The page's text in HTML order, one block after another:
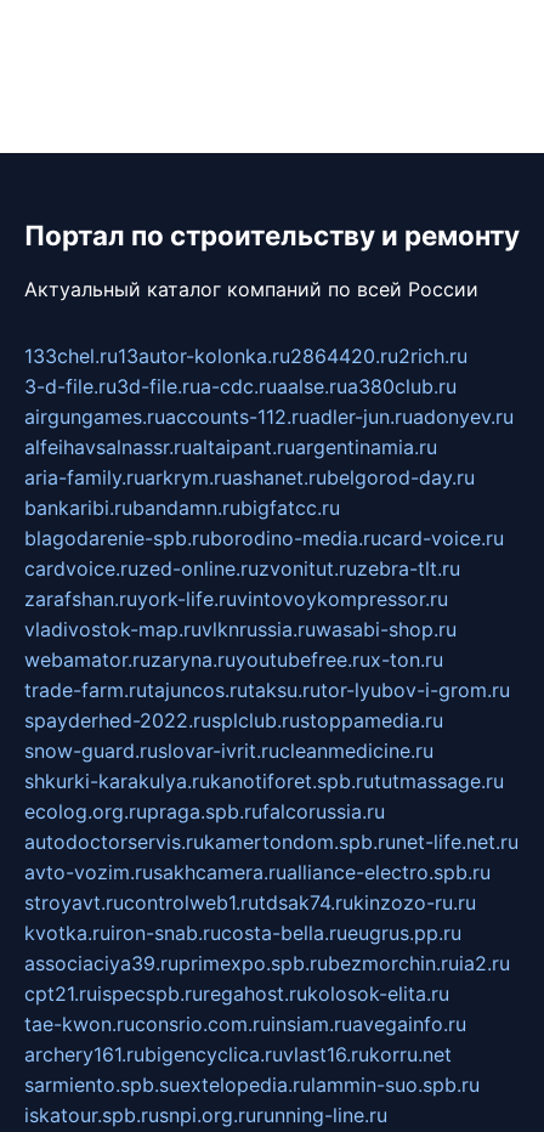
Портал по строительству и ремонту
Актуальный каталог компаний по всей России
133chel.ru13autor-kolonka.ru2864420.ru2rich.ru
3-d-file.ru3d-file.rua-cdc.ruaalse.rua380club.ru
airgungames.ruaccounts-112.ruadler-jun.ruadonyev.ru
alfeihavsalnassr.rualtaipant.ruargentinamia.ru
aria-family.ruarkrym.ruashanet.rubelgorod-day.ru
bankaribi.rubandamn.rubigfatcc.ru
blagodarenie-spb.ruborodino-media.rucard-voice.ru
cardvoice.ruzed-online.ruzvonitut.ruzebra-tlt.ru
zarafshan.ruyork-life.ruvintovoykompressor.ru
vladivostok-map.ruvlknrussia.ruwasabi-shop.ru
webamator.ruzaryna.ruyoutubefree.rux-ton.ru
trade-farm.rutajuncos.rutaksu.rutor-lyubov-i-grom.ru
spayderhed-2022.rusplclub.rustoppamedia.ru
snow-guard.ruslovar-ivrit.rucleanmedicine.ru
shkurki-karakulya.rukanotiforet.spb.rututmassage.ru
ecolog.org.rupraga.spb.rufalcorussia.ru
autodoctorservis.rukamertondom.spb.runet-life.net.ru
avto-vozim.rusakhcamera.rualliance-electro.spb.ru
stroyavt.rucontrolweb1.rutdsak74.rukinzozo-ru.ru
kvotka.ruiron-snab.rucosta-bella.rueugrus.pp.ru
associaciya39.ruprimexpo.spb.rubezmorchin.ruia2.ru
cpt21.ruispecspb.ruregahost.rukolosok-elita.ru
tae-kwon.ruconsrio.com.ruinsiam.ruavegainfo.ru
archery161.rubigencyclica.ruvlast16.rukorru.net
sarmiento.spb.suextelopedia.rulammin-suo.spb.ru
iskatour.spb.rusnpi.org.rurunning-line.ru